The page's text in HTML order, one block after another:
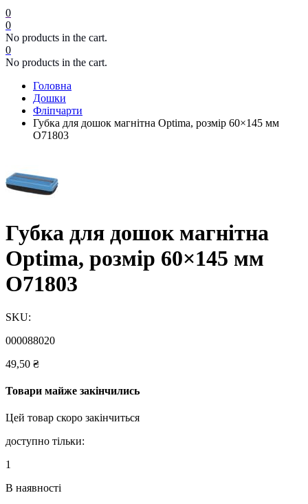
0
0
No products in the cart.
0
No products in the cart.
Головна
Дошки
Фліпчарти
Губка для дошок магнітна Optima, розмір 60×145 мм
O71803
Губка для дошок магнітна
Optima, розмір 60×145 мм
O71803
SKU:
000088020
49,50 ₴
Товари майже закінчились
Цей товар скоро закінчиться
доступно тільки:
1
В наявності